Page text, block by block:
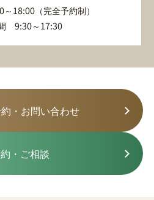
18:00（完全予約制）
9:30～17:30
・お問い合わせ
・ご相談